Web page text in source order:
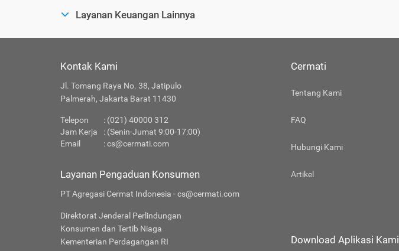
Layanan Keuangan Lainnya
Kontak Kami
Jl. Tomang Raya No. 38, Jatipulo
Palmerah, Jakarta Barat 11430
Telepon
: (021) 40000 312
Jam Kerja
: (Senin-Jumat 9:00-17:00)
Email
:cs@cermati.com
Layanan Pengaduan Konsumen
PT Agregasi Cermat Indonesia - cs@cermati.com
Direktorat Jenderal Perlindungan
Konsumen dan Tertib Niaga
Kementerian Perdagangan RI
Cermati
Tentang Kami
FAQ
Hubungi Kami
Artikel
Download Aplikasi Kami